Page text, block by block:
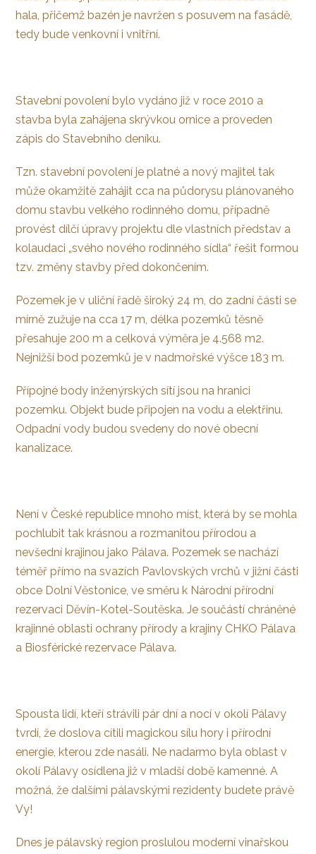
hala, přičemž bazén je navržen s posuvem na fasádě,
tedy bude venkovní i vnitřní.
Stavební povolení bylo vydáno již v roce 2010 a
stavba byla zahájena skrývkou ornice a proveden
zápis do Stavebního deníku.
Tzn. stavební povolení je platné a nový majitel tak
může okamžitě zahájit cca na půdorysu plánovaného
domu stavbu velkého rodinného domu, případně
provést dílčí úpravy projektu dle vlastních představ a
kolaudaci „svého nového rodinného sídla“ řešit formou
tzv. změny stavby před dokončením.
Pozemek je v uliční řadě široký 24 m, do zadní části se
mírně zužuje na cca 17 m, délka pozemků těsně
přesahuje 200 m a celková výměra je 4.568 m2.
Nejnižší bod pozemků je v nadmořské výšce 183 m.
Přípojné body inženýrských sítí jsou na hranici
pozemku. Objekt bude připojen na vodu a elektřinu.
Odpadní vody budou svedeny do nové obecní
kanalizace.
Není v České republice mnoho míst, která by se mohla
pochlubit tak krásnou a rozmanitou přírodou a
nevšední krajinou jako Pálava. Pozemek se nachází
téměř přímo na svazích Pavlovských vrchů v jižní části
obce Dolní Věstonice, ve směru k Národní přírodní
rezervaci Děvín-Kotel-Soutěska. Je součástí chráněné
krajinné oblasti ochrany přírody a krajiny CHKO Pálava
a Biosférické rezervace Pálava.
Spousta lidí, kteří strávili pár dní a nocí v okolí Pálavy
tvrdí, že doslova cítili magickou sílu hory i přírodní
energie, kterou zde nasáli. Ne nadarmo byla oblast v
okolí Pálavy osídlena již v mladší době kamenné. A
možná, že dalšími pálavskými rezidenty budete právě
Vy!
Dnes je pálavský region proslulou moderní vinařskou